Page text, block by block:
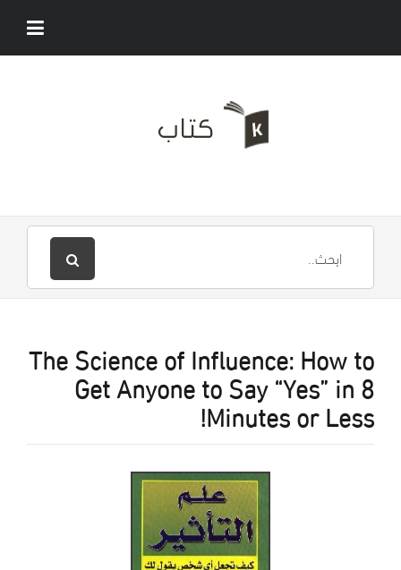
The Science of Influence: How to
Get Anyone to Say “Yes” in 8
Minutes or Less!